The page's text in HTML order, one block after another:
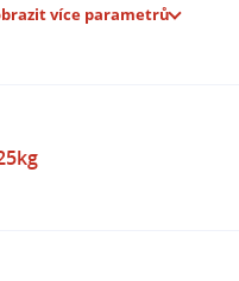
více parametrů